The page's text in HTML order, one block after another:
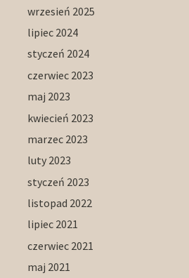
wrzesień 2025
lipiec 2024
styczeń 2024
czerwiec 2023
maj 2023
kwiecień 2023
marzec 2023
luty 2023
styczeń 2023
listopad 2022
lipiec 2021
czerwiec 2021
maj 2021